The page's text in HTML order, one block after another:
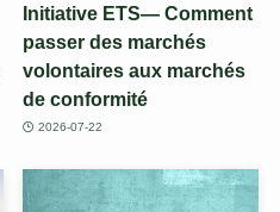
Initiative ETS— Comment
passer des marchés
volontaires aux marchés
de conformité
2026-07-22